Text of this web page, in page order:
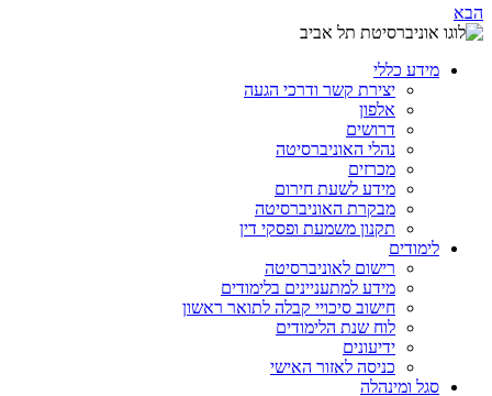
הבא
מידע כללי
יצירת קשר ודרכי הגעה
אלפון
דרושים
נהלי האוניברסיטה
מכרזים
מידע לשעת חירום
מבקרת האוניברסיטה
תקנון משמעת ופסקי דין
לימודים
רישום לאוניברסיטה
מידע למתעניינים בלימודים
חישוב סיכויי קבלה לתואר ראשון
לוח שנת הלימודים
ידיעונים
כניסה לאזור האישי
סגל ומינהלה